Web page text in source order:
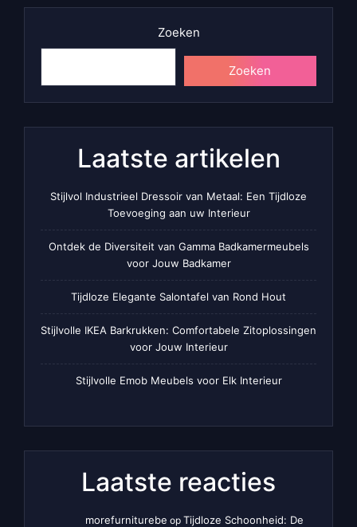
Zoeken
Zoeken
Laatste artikelen
Stijlvol Industrieel Dressoir van Metaal: Een Tijdloze
Toevoeging aan uw Interieur
Ontdek de Diversiteit van Gamma Badkamermeubels
voor Jouw Badkamer
Tijdloze Elegante Salontafel van Rond Hout
Stijlvolle IKEA Barkrukken: Comfortabele Zitoplossingen
voor Jouw Interieur
Stijlvolle Emob Meubels voor Elk Interieur
Laatste reacties
morefurniturebe op Tijdloze Schoonheid: De